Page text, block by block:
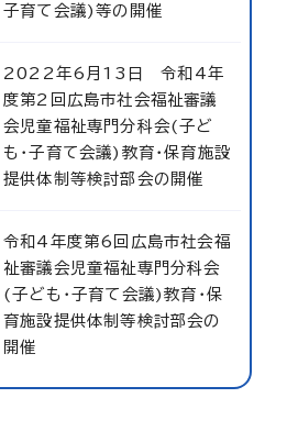
子育て会議)等の開催
2022年6月13日 令和4年
度第2回広島市社会福祉審議
会児童福祉専門分科会(子ど
も・子育て会議)教育・保育施設
提供体制等検討部会の開催
令和4年度第6回広島市社会福
祉審議会児童福祉専門分科会
(子ども・子育て会議)教育・保
育施設提供体制等検討部会の
開催